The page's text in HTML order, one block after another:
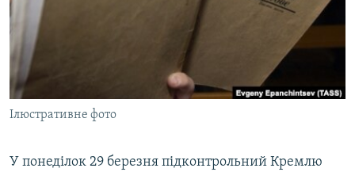
ВІДЕОУРОКИ «ELIFBE»
СВІДЧЕННЯ ОКУПАЦІЇ
УКРАЇНСЬКА ПРОБЛЕМА КРИМУ
Русский
Qırımtatar
ДОЛУЧАЙСЯ!
Усі сайти RFE/RL
Ілюстративне фото
У понеділок 29 березня підконтрольний Кремлю